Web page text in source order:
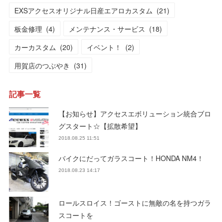
EXSアクセスオリジナル日産エアロカスタム (21)
板金修理 (4) メンテナンス・サービス (18)
カーカスタム (20) イベント！ (2)
用賀店のつぶやき (31)
記事一覧
【お知らせ】アクセスエボリューション統合ブロ
グスタート☆【拡散希望】
2018.08.25 11:51
バイクにだってガラスコート！HONDA NM4！
2018.08.23 14:17
ロールスロイス！ゴーストに無敵の名を持つガラ
スコートを